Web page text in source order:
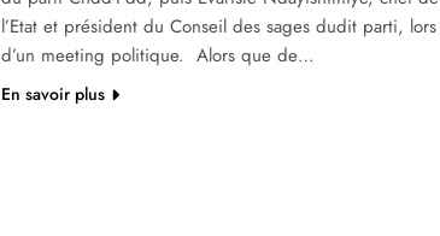
l’Etat et président du Conseil des sages dudit parti, lors
d’un meeting politique. Alors que de…
En savoir plus